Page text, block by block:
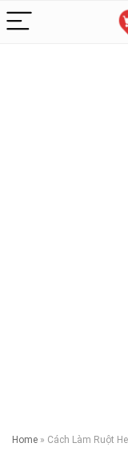
Home » Cách Làm Ruột